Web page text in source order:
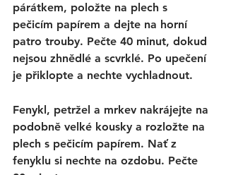
párátkem, položte na plech s
pečicím papírem a dejte na horní
patro trouby. Pečte 40 minut, dokud
nejsou zhnědlé a scvrklé. Po upečení
je přiklopte a nechte vychladnout.
Fenykl, petržel a mrkev nakrájejte na
podobně velké kousky a rozložte na
plech s pečicím papírem. Nať z
fenyklu si nechte na ozdobu. Pečte